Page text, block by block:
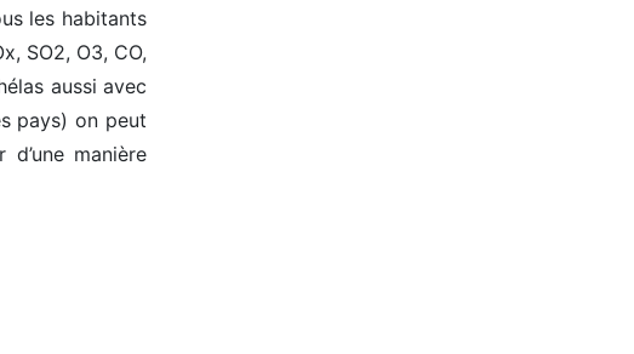
les habitants
SO2, O3, CO,
aussi avec
pays) on peut
manière